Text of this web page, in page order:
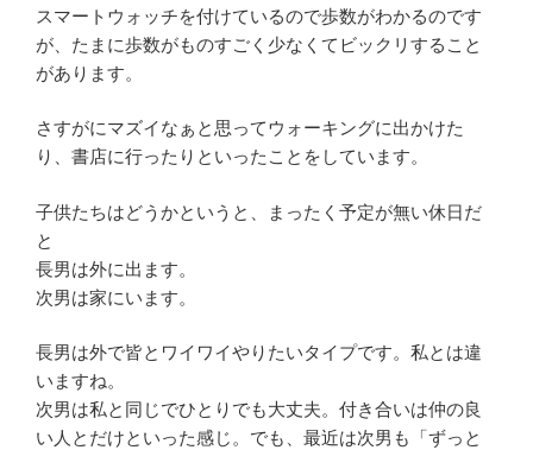
スマートウォッチを付けているので歩数がわかるのです
が、たまに歩数がものすごく少なくてビックリすること
があります。
さすがにマズイなぁと思ってウォーキングに出かけた
り、書店に行ったりといったことをしています。
子供たちはどうかというと、まったく予定が無い休日だ
と
長男は外に出ます。
次男は家にいます。
長男は外で皆とワイワイやりたいタイプです。私とは違
いますね。
次男は私と同じでひとりでも大丈夫。付き合いは仲の良
い人とだけといった感じ。でも、最近は次男も「ずっと